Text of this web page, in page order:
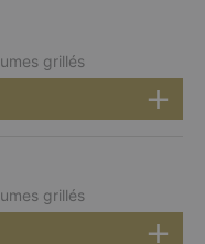
grillés
grillés